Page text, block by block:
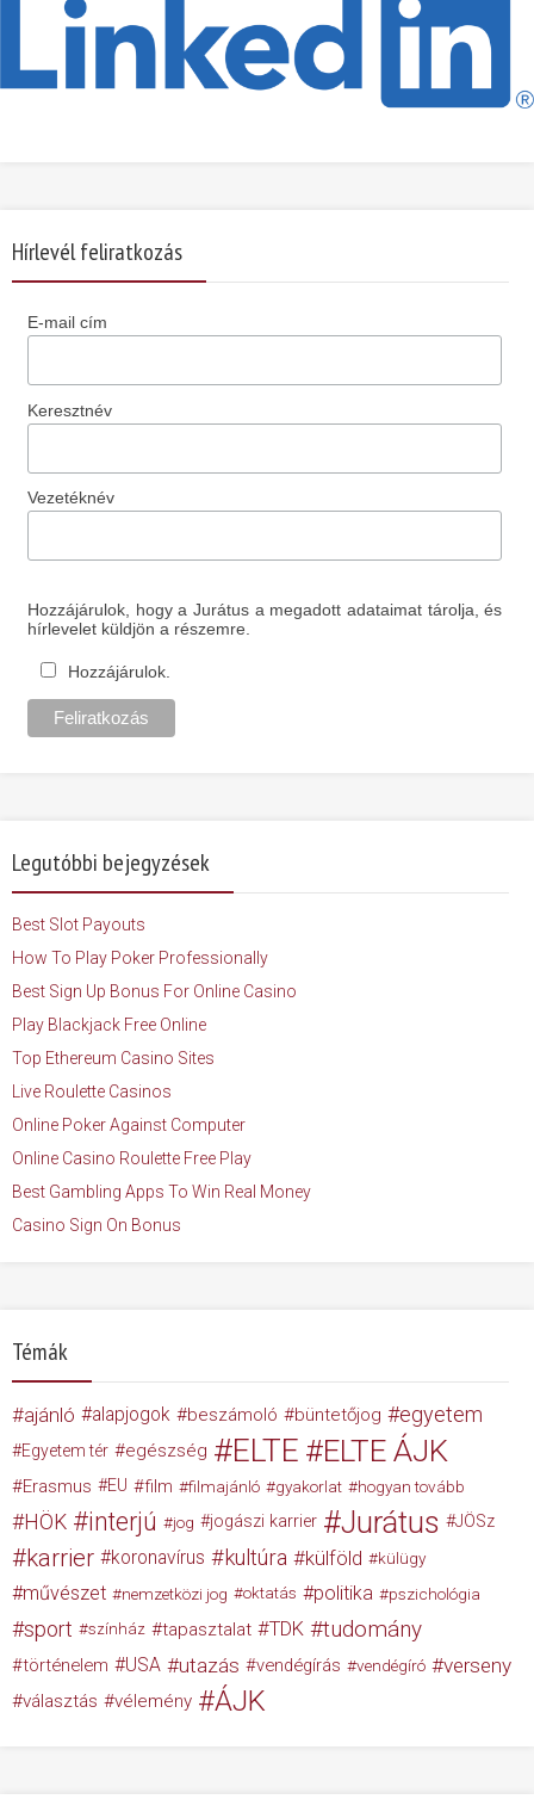
Hírlevél feliratkozás
E-mail cím
Keresztnév
Vezetéknév
Hozzájárulok, hogy a Jurátus a megadott adataimat tárolja, és
hírlevelet küldjön a részemre.
Hozzájárulok.
Legutóbbi bejegyzések
Best Slot Payouts
How To Play Poker Professionally
Best Sign Up Bonus For Online Casino
Play Blackjack Free Online
Top Ethereum Casino Sites
Live Roulette Casinos
Online Poker Against Computer
Online Casino Roulette Free Play
Best Gambling Apps To Win Real Money
Casino Sign On Bonus
Témák
ajánló alapjogok beszámoló büntetőjog egyetem
Egyetem tér egészség ELTE ELTE ÁJK
Erasmus EU film filmajánló gyakorlat hogyan tovább
HÖK interjú jog jogászi karrier Jurátus JÖSz
karrier koronavírus kultúra külföld külügy
művészet nemzetközi jog oktatás politika pszichológia
sport színház tapasztalat TDK tudomány
történelem USA utazás vendégírás vendégíró verseny
választás vélemény ÁJK